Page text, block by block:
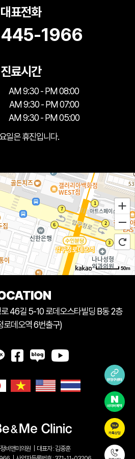
대표전화
1966
진료시간
AM 9:30 - PM 08:00
AM 9:30 - PM 07:00
AM 9:30 - PM 05:00
일은 휴진입니다.
50m
46길 5-10 로데오스타빌딩 B동 2층
로데오역 6번출구)
비앤미의원
대표자 : 김중훈